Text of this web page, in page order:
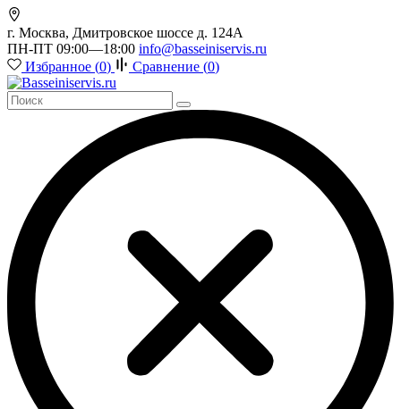
г. Москва, Дмитровское шоссе д. 124А
ПН-ПТ 09:00—18:00 info@basseiniservis.ru
Избранное (0) Сравнение (0)